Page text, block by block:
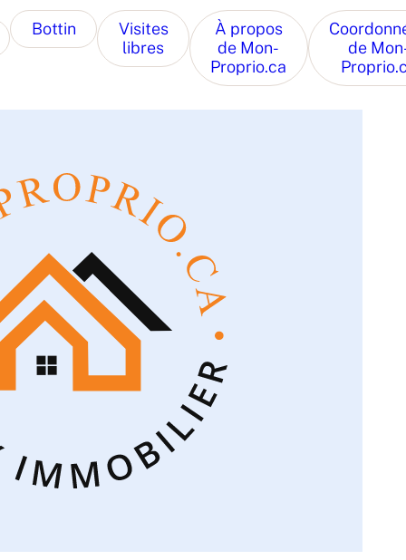
Bottin
Visites
libres
À propos
de Mon-
Proprio.ca
de